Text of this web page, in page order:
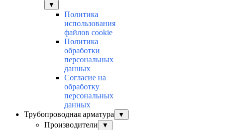
▼
Политика
использования
файлов cookie
Политика
обработки
персональных
данных
Согласие на
обработку
персональных
данных
Трубопроводная арматура
▼
Производители ▼